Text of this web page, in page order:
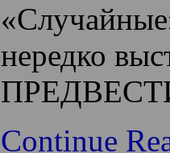
нередко
Continue